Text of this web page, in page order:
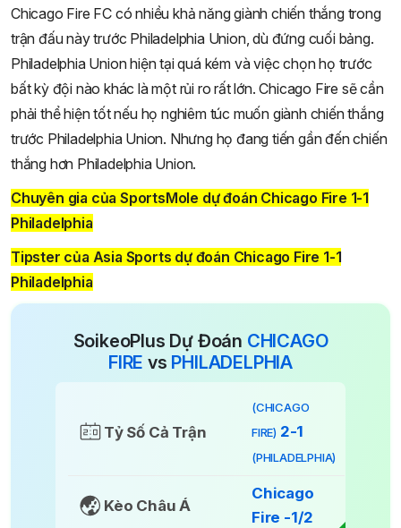
Chicago Fire FC có nhiều khả năng giành chiến thắng trong
trận đấu này trước Philadelphia Union, dù đứng cuối bảng.
Philadelphia Union hiện tại quá kém và việc chọn họ trước
bất kỳ đội nào khác là một rủi ro rất lớn. Chicago Fire sẽ cần
phải thể hiện tốt nếu họ nghiêm túc muốn giành chiến thắng
trước Philadelphia Union. Nhưng họ đang tiến gần đến chiến
thắng hơn Philadelphia Union.
Chuyên gia của SportsMole dự đoán Chicago Fire 1-1
Philadelphia
Tipster của Asia Sports dự đoán Chicago Fire 1-1
Philadelphia
SoikeoPlus Dự Đoán CHICAGO
FIRE vs PHILADELPHIA
Tỷ Số Cả Trận
(CHICAGO
FIRE) 2-1
(PHILADELPHIA)
Kèo Châu Á
Chicago
Fire -1/2